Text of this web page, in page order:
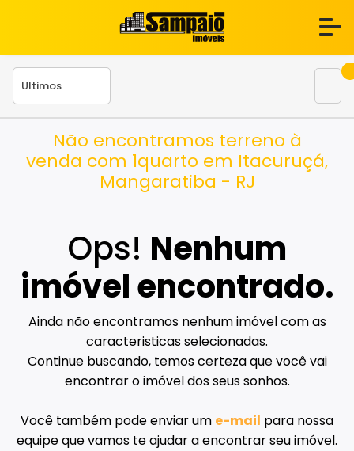
Não encontramos terreno à
venda com 1quarto em Itacuruçá,
Mangaratiba - RJ
Ops! Nenhum
imóvel encontrado.
Ainda não encontramos nenhum imóvel com as
caracteristicas selecionadas.
Continue buscando, temos certeza que você vai
encontrar o imóvel dos seus sonhos.
Você também pode enviar um e-mail para nossa
equipe que vamos te ajudar a encontrar seu imóvel.